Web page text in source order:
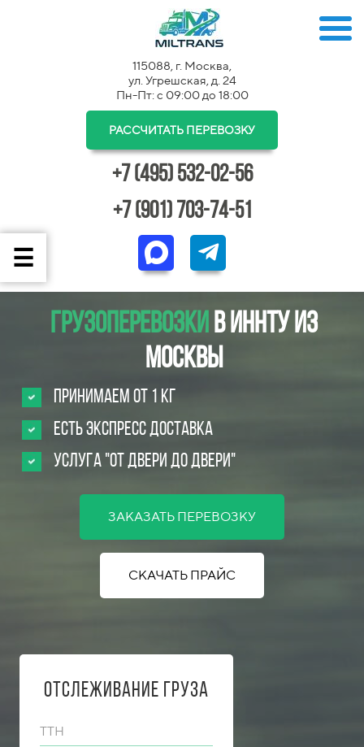
115088, г. Москва,
ул. Угрешская, д. 24
Пн-Пт: с 09:00 до 18:00
РАССЧИТАТЬ ПЕРЕВОЗКУ
+7 (495) 532-02-56
+7 (901) 703-74-51
Грузоперевозкив Иннту из
Москвы
Принимаем от 1 кг
Есть Экспресс доставка
Услуга "от двери до двери"
ЗАКАЗАТЬ ПЕРЕВОЗКУ
СКАЧАТЬ ПРАЙС
Отслеживание груза
ТТН